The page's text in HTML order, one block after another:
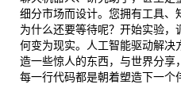
细分市场而设计。您拥有工具、
为什么还要等待呢？开始实验
何变为现实。人工智能驱动解决
造一些惊人的东西，与世界分
每一行代码都是朝着塑造下一个